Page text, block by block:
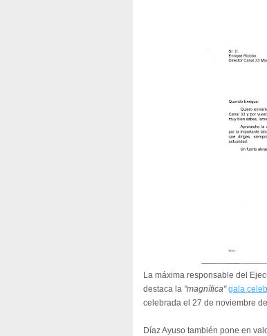
La máxima responsable del
destaca la "magnífica" gala
celebrada el 27 de noviembre
Díaz Ayuso también pone en